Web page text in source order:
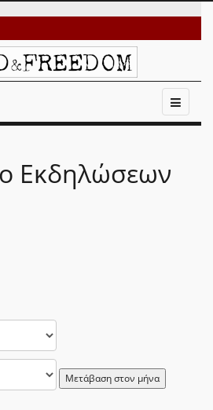
Εκδηλώσεων
Μετάβαση στον μήνα